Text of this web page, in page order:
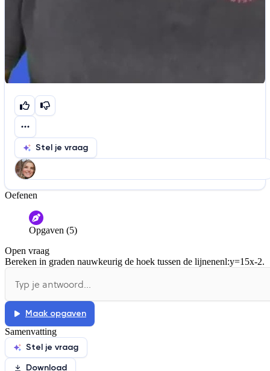
Stel je vraag
Help ons de video te verbeteren
De audio is slecht
Informatie is onjuist
De docent is te langdradig
Oefenen
Opgaven (5)
Open vraag
Bereken in graden nauwkeurig de hoek tussen de lijnenenl:y=15x-2.
Maak opgaven
Samenvatting
Stel je vraag
Download